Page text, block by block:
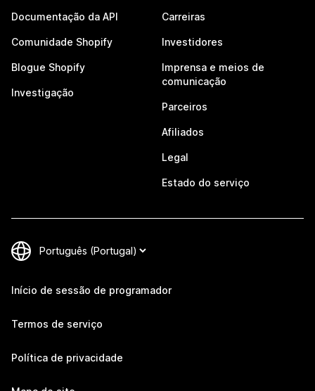
Documentação da API
Comunidade Shopify
Blogue Shopify
Investigação
Carreiras
Investidores
Imprensa e meios de
comunicação
Parceiros
Afiliados
Legal
Estado do serviço
Início de sessão de programador
Termos de serviço
Política de privacidade